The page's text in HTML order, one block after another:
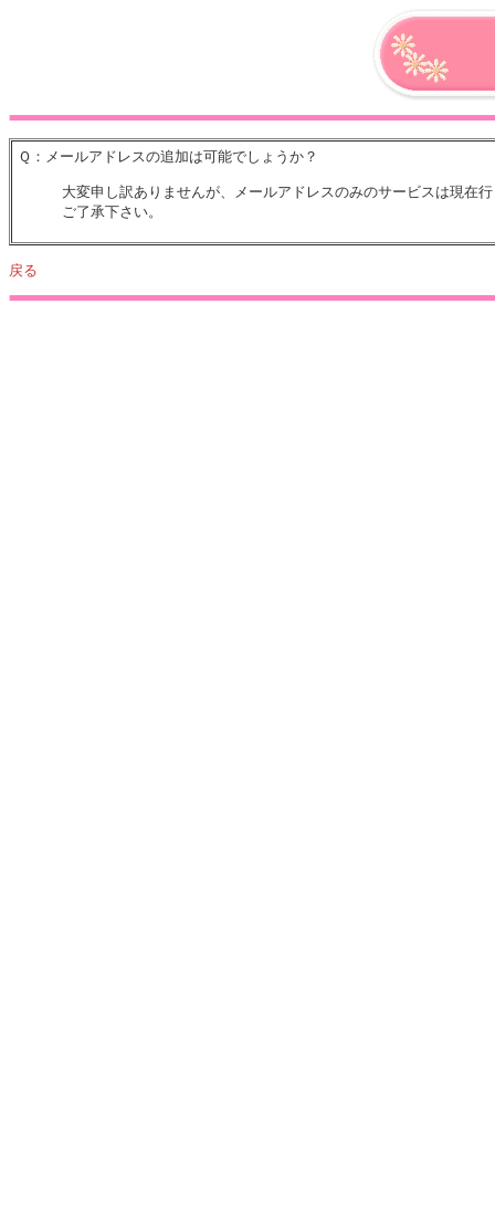
Ｑ：メールアドレスの追加は可能でしょうか？
大変申し訳ありませんが、メールアドレスのみのサービスは現在
ご了承下さい。
戻る